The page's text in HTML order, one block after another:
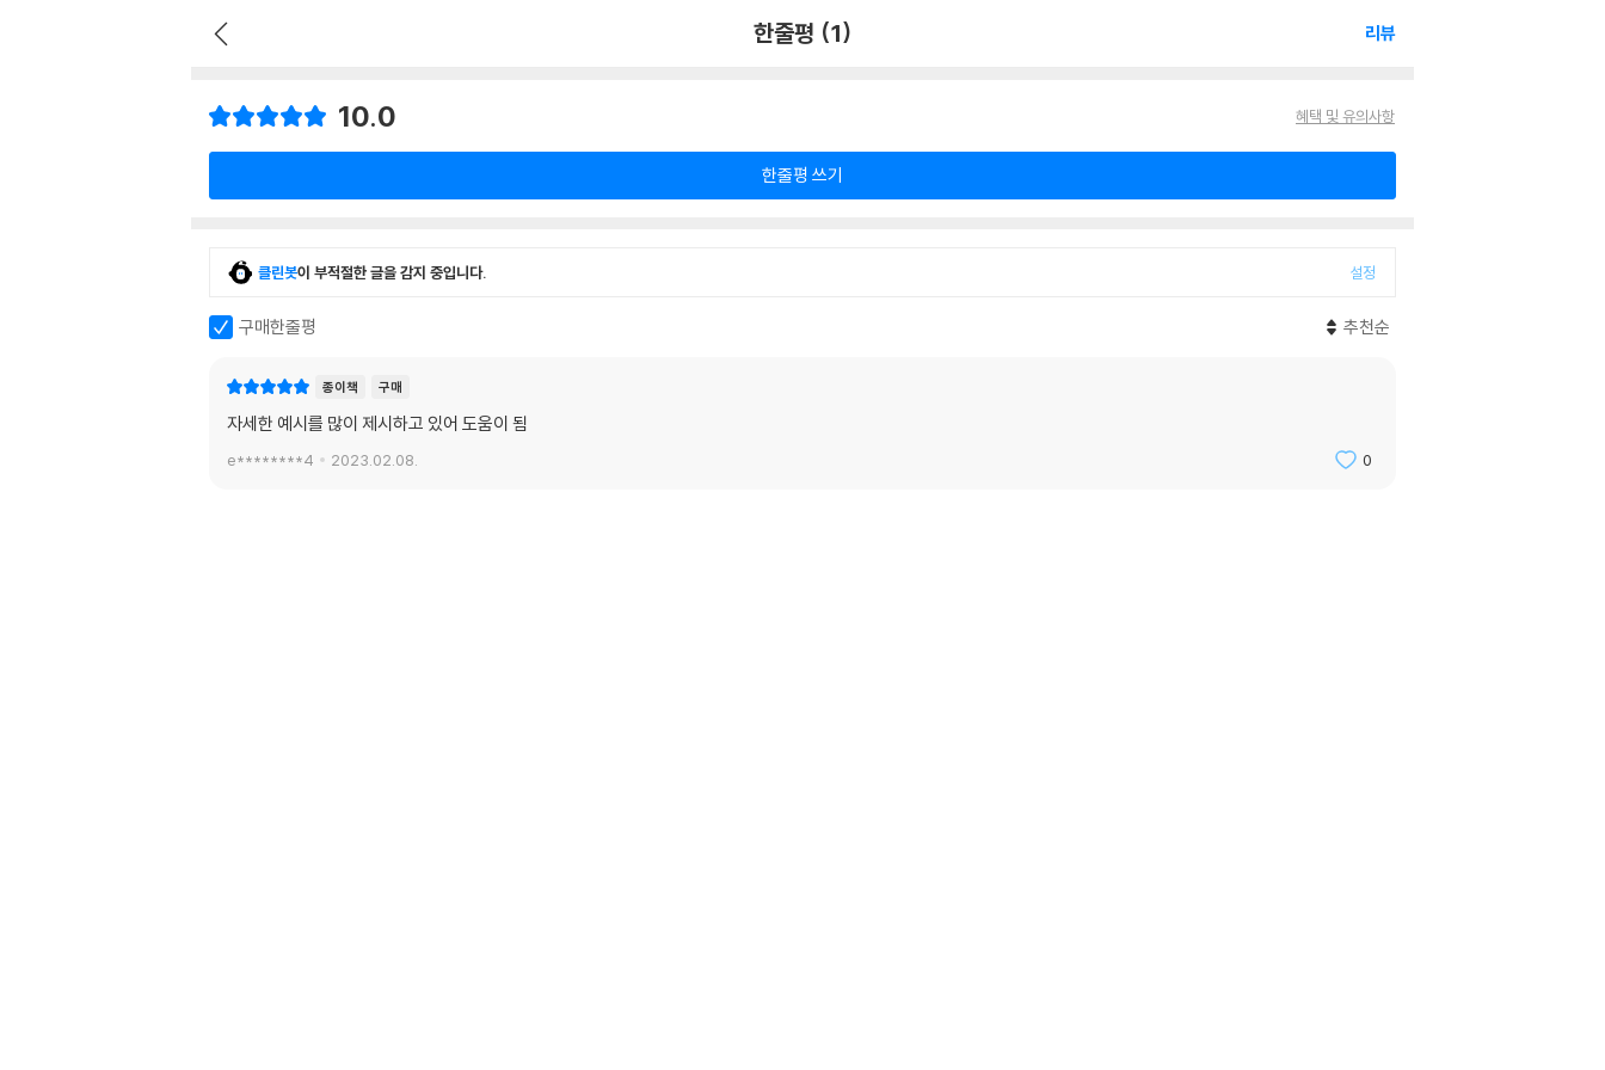
한줄평 (1) 리뷰
10.0 혜택 및 유의사항
한줄평 쓰기
클린봇이 부적절한 글을 감지 중입니다. 설정
구매한줄평 추천순
종이책 구매
자세한 예시를 많이 제시하고 있어 도움이 됨
e********4 2023.02.08. 0